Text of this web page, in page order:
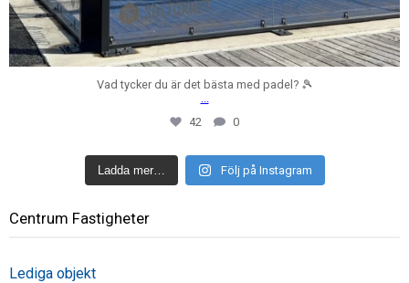
Vad tycker du är det bästa med padel? 🎾
42
0
Ladda mer… Följ på Instagram
Centrum Fastigheter
Lediga objekt